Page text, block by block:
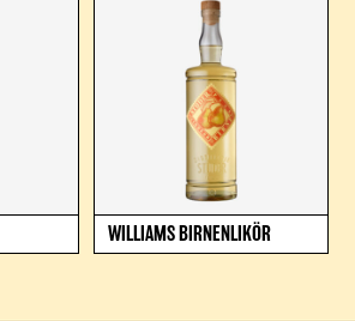
WILLIAMS BIRNENLIKÖR